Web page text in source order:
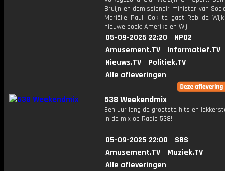
Bruijn en demissionair minister van
Mariëlle Paul. Ook te gast Rob de
nieuwe boek: Amerika en Wij.
05-09-2025 22:20
NPO2
Amusement.TV
Informatief.TV
Nieuws.TV
Politiek.TV
Alle afleveringen
538 Weekendmix
Een uur lang de grootste hits en
in de mix op Radio 538!
05-09-2025 22:00
SBS
Amusement.TV
Muziek.TV
Alle afleveringen